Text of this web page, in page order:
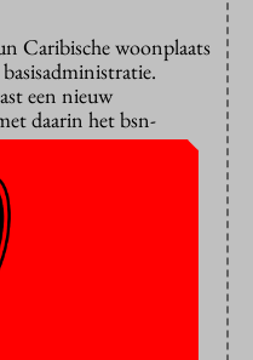
Caribische woonplaats
een nieuw
daarin het bsn-
en paspoort
krijgen. Dat zorgde
hun
ov. Bovendien
en